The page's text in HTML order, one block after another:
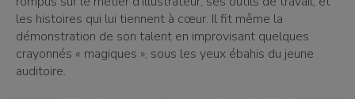
les histoires qui lui tiennent à cœur. Il fit même la
démonstration de son talent en improvisant quelques
crayonnés « magiques », sous les yeux ébahis du jeune
auditoire.